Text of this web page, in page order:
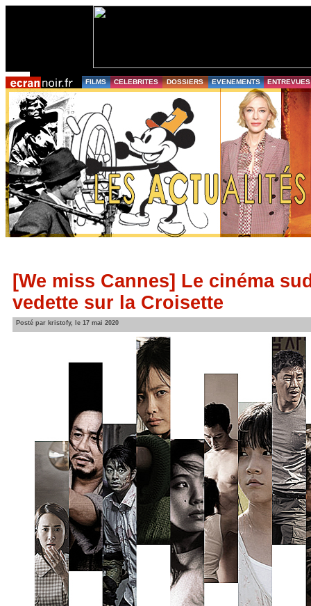
FILMS CELEBRITES DOSSIERS EVENEMENTS ENTREVUES
[We miss Cannes] Le cinéma
vedette sur la Croisette
Posté par kristofy, le 17 mai 2020